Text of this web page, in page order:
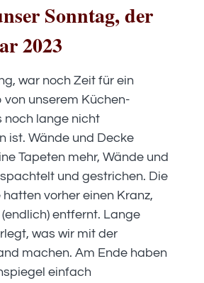
Sonntag, der
2023
war noch Zeit für ein
von unserem Küchen-
noch lange nicht
ist. Wände und Decke
Tapeten mehr, Wände und
und gestrichen. Die
vorher einen Kranz,
entfernt. Lange
was wir mit der
machen. Am Ende haben
einfach